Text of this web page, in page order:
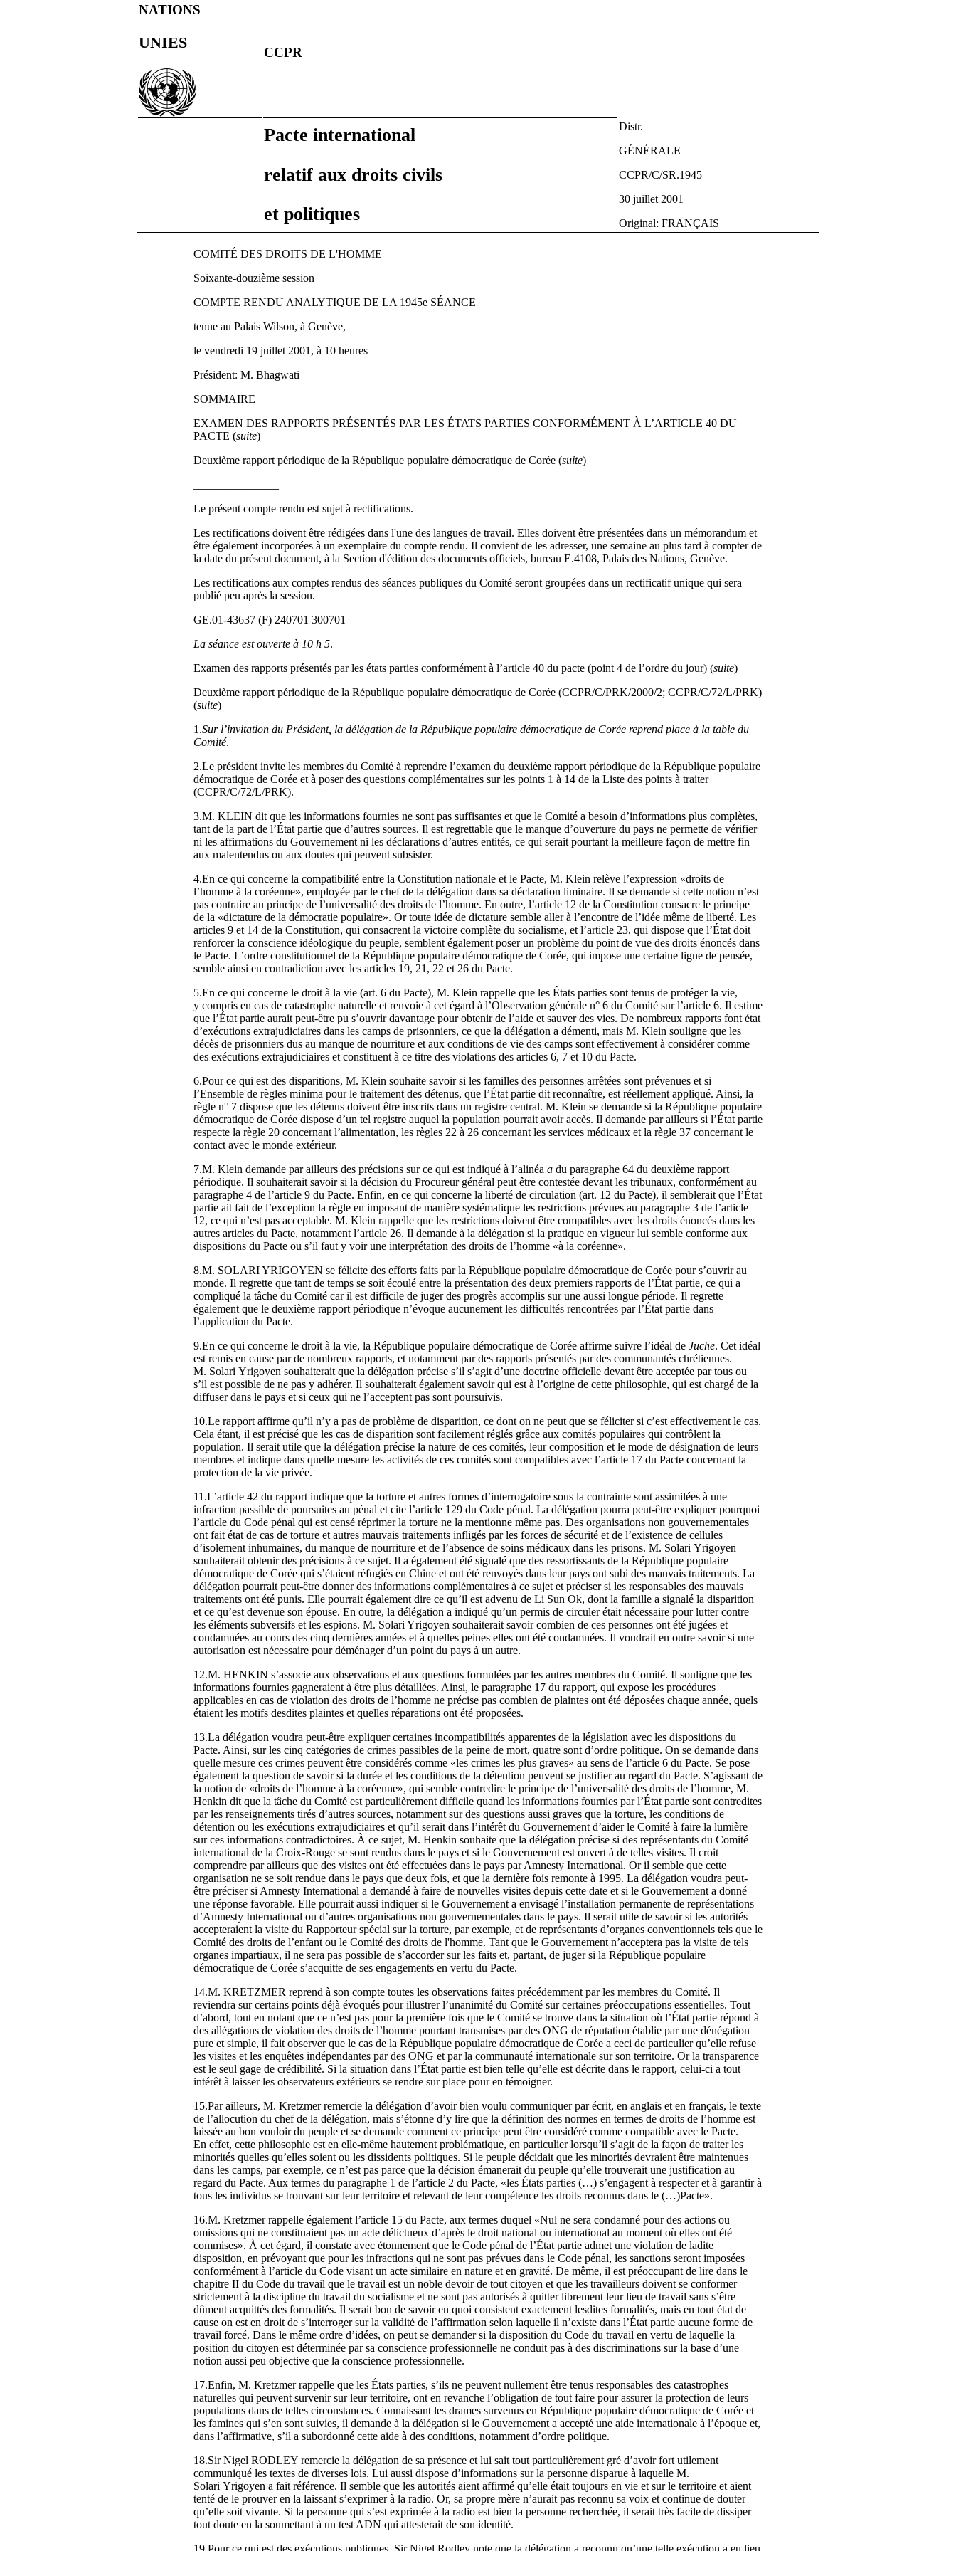
NATIONS
UNIES
CCPR
Pacte international
relatif aux droits civils
et politiques
Distr.
GÉNÉRALE
CCPR/C/SR.1945
30 juillet 2001
Original: FRANÇAIS
COMITÉ DES DROITS DE L'HOMME
Soixante-douzième session
COMPTE RENDU ANALYTIQUE DE LA 1945e SÉANCE
tenue au Palais Wilson, à Genève,
le vendredi 19 juillet 2001, à 10 heures
Président: M. Bhagwati
SOMMAIRE
EXAMEN DES RAPPORTS PRÉSENTÉS PAR LES ÉTATS PARTIES CONFORMÉMENT À L’ARTICLE 40 DU
PACTE (suite)
Deuxième rapport périodique de la République populaire démocratique de Corée (suite)
Le présent compte rendu est sujet à rectifications.
Les rectifications doivent être rédigées dans l'une des langues de travail. Elles doivent être présentées dans un mémorandum et
être également incorporées à un exemplaire du compte rendu. Il convient de les adresser, une semaine au plus tard à compter de
la date du présent document, à la Section d'édition des documents officiels, bureau E.4108, Palais des Nations, Genève.
Les rectifications aux comptes rendus des séances publiques du Comité seront groupées dans un rectificatif unique qui sera
publié peu après la session.
GE.01-43637 (F) 240701 300701
La séance est ouverte à 10 h 5.
Examen des rapports présentés par les états parties conformément à l’article 40 du pacte (point 4 de l’ordre du jour) (suite)
Deuxième rapport périodique de la République populaire démocratique de Corée (CCPR/C/PRK/2000/2; CCPR/C/72/L/PRK)
(suite)
1.Sur l’invitation du Président, la délégation de la République populaire démocratique de Corée reprend place à la table du
Comité.
2.Le président invite les membres du Comité à reprendre l’examen du deuxième rapport périodique de la République populaire
démocratique de Corée et à poser des questions complémentaires sur les points 1 à 14 de la Liste des points à traiter
(CCPR/C/72/L/PRK).
3.M. KLEIN dit que les informations fournies ne sont pas suffisantes et que le Comité a besoin d’informations plus complètes,
tant de la part de l’État partie que d’autres sources. Il est regrettable que le manque d’ouverture du pays ne permette de vérifier
ni les affirmations du Gouvernement ni les déclarations d’autres entités, ce qui serait pourtant la meilleure façon de mettre fin
aux malentendus ou aux doutes qui peuvent subsister.
4.En ce qui concerne la compatibilité entre la Constitution nationale et le Pacte, M. Klein relève l’expression «droits de
l’homme à la coréenne», employée par le chef de la délégation dans sa déclaration liminaire. Il se demande si cette notion n’est
pas contraire au principe de l’universalité des droits de l’homme. En outre, l’article 12 de la Constitution consacre le principe
de la «dictature de la démocratie populaire». Or toute idée de dictature semble aller à l’encontre de l’idée même de liberté. Les
articles 9 et 14 de la Constitution, qui consacrent la victoire complète du socialisme, et l’article 23, qui dispose que l’État doit
renforcer la conscience idéologique du peuple, semblent également poser un problème du point de vue des droits énoncés dans
le Pacte. L’ordre constitutionnel de la République populaire démocratique de Corée, qui impose une certaine ligne de pensée,
semble ainsi en contradiction avec les articles 19, 21, 22 et 26 du Pacte.
5.En ce qui concerne le droit à la vie (art. 6 du Pacte), M. Klein rappelle que les États parties sont tenus de protéger la vie,
y compris en cas de catastrophe naturelle et renvoie à cet égard à l’Observation générale n° 6 du Comité sur l’article 6. Il estime
que l’État partie aurait peut-être pu s’ouvrir davantage pour obtenir de l’aide et sauver des vies. De nombreux rapports font état
d’exécutions extrajudiciaires dans les camps de prisonniers, ce que la délégation a démenti, mais M. Klein souligne que les
décès de prisonniers dus au manque de nourriture et aux conditions de vie des camps sont effectivement à considérer comme
des exécutions extrajudiciaires et constituent à ce titre des violations des articles 6, 7 et 10 du Pacte.
6.Pour ce qui est des disparitions, M. Klein souhaite savoir si les familles des personnes arrêtées sont prévenues et si
l’Ensemble de règles minima pour le traitement des détenus, que l’État partie dit reconnaître, est réellement appliqué. Ainsi, la
règle n° 7 dispose que les détenus doivent être inscrits dans un registre central. M. Klein se demande si la République populaire
démocratique de Corée dispose d’un tel registre auquel la population pourrait avoir accès. Il demande par ailleurs si l’État partie
respecte la règle 20 concernant l’alimentation, les règles 22 à 26 concernant les services médicaux et la règle 37 concernant le
contact avec le monde extérieur.
7.M. Klein demande par ailleurs des précisions sur ce qui est indiqué à l’alinéa a du paragraphe 64 du deuxième rapport
périodique. Il souhaiterait savoir si la décision du Procureur général peut être contestée devant les tribunaux, conformément au
paragraphe 4 de l’article 9 du Pacte. Enfin, en ce qui concerne la liberté de circulation (art. 12 du Pacte), il semblerait que l’État
partie ait fait de l’exception la règle en imposant de manière systématique les restrictions prévues au paragraphe 3 de l’article
12, ce qui n’est pas acceptable. M. Klein rappelle que les restrictions doivent être compatibles avec les droits énoncés dans les
autres articles du Pacte, notamment l’article 26. Il demande à la délégation si la pratique en vigueur lui semble conforme aux
dispositions du Pacte ou s’il faut y voir une interprétation des droits de l’homme «à la coréenne».
8.M. SOLARI YRIGOYEN se félicite des efforts faits par la République populaire démocratique de Corée pour s’ouvrir au
monde. Il regrette que tant de temps se soit écoulé entre la présentation des deux premiers rapports de l’État partie, ce qui a
compliqué la tâche du Comité car il est difficile de juger des progrès accomplis sur une aussi longue période. Il regrette
également que le deuxième rapport périodique n’évoque aucunement les difficultés rencontrées par l’État partie dans
l’application du Pacte.
9.En ce qui concerne le droit à la vie, la République populaire démocratique de Corée affirme suivre l’idéal de Juche. Cet idéal
est remis en cause par de nombreux rapports, et notamment par des rapports présentés par des communautés chrétiennes.
M. Solari Yrigoyen souhaiterait que la délégation précise s’il s’agit d’une doctrine officielle devant être acceptée par tous ou
s’il est possible de ne pas y adhérer. Il souhaiterait également savoir qui est à l’origine de cette philosophie, qui est chargé de la
diffuser dans le pays et si ceux qui ne l’acceptent pas sont poursuivis.
10.Le rapport affirme qu’il n’y a pas de problème de disparition, ce dont on ne peut que se féliciter si c’est effectivement le cas.
Cela étant, il est précisé que les cas de disparition sont facilement réglés grâce aux comités populaires qui contrôlent la
population. Il serait utile que la délégation précise la nature de ces comités, leur composition et le mode de désignation de leurs
membres et indique dans quelle mesure les activités de ces comités sont compatibles avec l’article 17 du Pacte concernant la
protection de la vie privée.
11.L’article 42 du rapport indique que la torture et autres formes d’interrogatoire sous la contrainte sont assimilées à une
infraction passible de poursuites au pénal et cite l’article 129 du Code pénal. La délégation pourra peut-être expliquer pourquoi
l’article du Code pénal qui est censé réprimer la torture ne la mentionne même pas. Des organisations non gouvernementales
ont fait état de cas de torture et autres mauvais traitements infligés par les forces de sécurité et de l’existence de cellules
d’isolement inhumaines, du manque de nourriture et de l’absence de soins médicaux dans les prisons. M. Solari Yrigoyen
souhaiterait obtenir des précisions à ce sujet. Il a également été signalé que des ressortissants de la République populaire
démocratique de Corée qui s’étaient réfugiés en Chine et ont été renvoyés dans leur pays ont subi des mauvais traitements. La
délégation pourrait peut-être donner des informations complémentaires à ce sujet et préciser si les responsables des mauvais
traitements ont été punis. Elle pourrait également dire ce qu’il est advenu de Li Sun Ok, dont la famille a signalé la disparition
et ce qu’est devenue son épouse. En outre, la délégation a indiqué qu’un permis de circuler était nécessaire pour lutter contre
les éléments subversifs et les espions. M. Solari Yrigoyen souhaiterait savoir combien de ces personnes ont été jugées et
condamnées au cours des cinq dernières années et à quelles peines elles ont été condamnées. Il voudrait en outre savoir si une
autorisation est nécessaire pour déménager d’un point du pays à un autre.
12.M. HENKIN s’associe aux observations et aux questions formulées par les autres membres du Comité. Il souligne que les
informations fournies gagneraient à être plus détaillées. Ainsi, le paragraphe 17 du rapport, qui expose les procédures
applicables en cas de violation des droits de l’homme ne précise pas combien de plaintes ont été déposées chaque année, quels
étaient les motifs desdites plaintes et quelles réparations ont été proposées.
13.La délégation voudra peut-être expliquer certaines incompatibilités apparentes de la législation avec les dispositions du
Pacte. Ainsi, sur les cinq catégories de crimes passibles de la peine de mort, quatre sont d’ordre politique. On se demande dans
quelle mesure ces crimes peuvent être considérés comme «les crimes les plus graves» au sens de l’article 6 du Pacte. Se pose
également la question de savoir si la durée et les conditions de la détention peuvent se justifier au regard du Pacte. S’agissant de
la notion de «droits de l’homme à la coréenne», qui semble contredire le principe de l’universalité des droits de l’homme, M.
Henkin dit que la tâche du Comité est particulièrement difficile quand les informations fournies par l’État partie sont contredites
par les renseignements tirés d’autres sources, notamment sur des questions aussi graves que la torture, les conditions de
détention ou les exécutions extrajudiciaires et qu’il serait dans l’intérêt du Gouvernement d’aider le Comité à faire la lumière
sur ces informations contradictoires. À ce sujet, M. Henkin souhaite que la délégation précise si des représentants du Comité
international de la Croix-Rouge se sont rendus dans le pays et si le Gouvernement est ouvert à de telles visites. Il croit
comprendre par ailleurs que des visites ont été effectuées dans le pays par Amnesty International. Or il semble que cette
organisation ne se soit rendue dans le pays que deux fois, et que la dernière fois remonte à 1995. La délégation voudra peut-
être préciser si Amnesty International a demandé à faire de nouvelles visites depuis cette date et si le Gouvernement a donné
une réponse favorable. Elle pourrait aussi indiquer si le Gouvernement a envisagé l’installation permanente de représentations
d’Amnesty International ou d’autres organisations non gouvernementales dans le pays. Il serait utile de savoir si les autorités
accepteraient la visite du Rapporteur spécial sur la torture, par exemple, et de représentants d’organes conventionnels tels que le
Comité des droits de l’enfant ou le Comité des droits de l'homme. Tant que le Gouvernement n’acceptera pas la visite de tels
organes impartiaux, il ne sera pas possible de s’accorder sur les faits et, partant, de juger si la République populaire
démocratique de Corée s’acquitte de ses engagements en vertu du Pacte.
14.M. KRETZMER reprend à son compte toutes les observations faites précédemment par les membres du Comité. Il
reviendra sur certains points déjà évoqués pour illustrer l’unanimité du Comité sur certaines préoccupations essentielles. Tout
d’abord, tout en notant que ce n’est pas pour la première fois que le Comité se trouve dans la situation où l’État partie répond à
des allégations de violation des droits de l’homme pourtant transmises par des ONG de réputation établie par une dénégation
pure et simple, il fait observer que le cas de la République populaire démocratique de Corée a ceci de particulier qu’elle refuse
les visites et les enquêtes indépendantes par des ONG et par la communauté internationale sur son territoire. Or la transparence
est le seul gage de crédibilité. Si la situation dans l’État partie est bien telle qu’elle est décrite dans le rapport, celui‑ci a tout
intérêt à laisser les observateurs extérieurs se rendre sur place pour en témoigner.
15.Par ailleurs, M. Kretzmer remercie la délégation d’avoir bien voulu communiquer par écrit, en anglais et en français, le texte
de l’allocution du chef de la délégation, mais s’étonne d’y lire que la définition des normes en termes de droits de l’homme est
laissée au bon vouloir du peuple et se demande comment ce principe peut être considéré comme compatible avec le Pacte.
En effet, cette philosophie est en elle‑même hautement problématique, en particulier lorsqu’il s’agit de la façon de traiter les
minorités quelles qu’elles soient ou les dissidents politiques. Si le peuple décidait que les minorités devraient être maintenues
dans les camps, par exemple, ce n’est pas parce que la décision émanerait du peuple qu’elle trouverait une justification au
regard du Pacte. Aux termes du paragraphe 1 de l’article 2 du Pacte, «les États parties (…) s’engagent à respecter et à garantir à
tous les individus se trouvant sur leur territoire et relevant de leur compétence les droits reconnus dans le (…)Pacte».
16.M. Kretzmer rappelle également l’article 15 du Pacte, aux termes duquel «Nul ne sera condamné pour des actions ou
omissions qui ne constituaient pas un acte délictueux d’après le droit national ou international au moment où elles ont été
commises». À cet égard, il constate avec étonnement que le Code pénal de l’État partie admet une violation de ladite
disposition, en prévoyant que pour les infractions qui ne sont pas prévues dans le Code pénal, les sanctions seront imposées
conformément à l’article du Code visant un acte similaire en nature et en gravité. De même, il est préoccupant de lire dans le
chapitre II du Code du travail que le travail est un noble devoir de tout citoyen et que les travailleurs doivent se conformer
strictement à la discipline du travail du socialisme et ne sont pas autorisés à quitter librement leur lieu de travail sans s’être
dûment acquittés des formalités. Il serait bon de savoir en quoi consistent exactement lesdites formalités, mais en tout état de
cause on est en droit de s’interroger sur la validité de l’affirmation selon laquelle il n’existe dans l’État partie aucune forme de
travail forcé. Dans le même ordre d’idées, on peut se demander si la disposition du Code du travail en vertu de laquelle la
position du citoyen est déterminée par sa conscience professionnelle ne conduit pas à des discriminations sur la base d’une
notion aussi peu objective que la conscience professionnelle.
17.Enfin, M. Kretzmer rappelle que les États parties, s’ils ne peuvent nullement être tenus responsables des catastrophes
naturelles qui peuvent survenir sur leur territoire, ont en revanche l’obligation de tout faire pour assurer la protection de leurs
populations dans de telles circonstances. Connaissant les drames survenus en République populaire démocratique de Corée et
les famines qui s’en sont suivies, il demande à la délégation si le Gouvernement a accepté une aide internationale à l’époque et,
dans l’affirmative, s’il a subordonné cette aide à des conditions, notamment d’ordre politique.
18.Sir Nigel RODLEY remercie la délégation de sa présence et lui sait tout particulièrement gré d’avoir fort utilement
communiqué les textes de diverses lois. Lui aussi dispose d’informations sur la personne disparue à laquelle M.
Solari Yrigoyen a fait référence. Il semble que les autorités aient affirmé qu’elle était toujours en vie et sur le territoire et aient
tenté de le prouver en la laissant s’exprimer à la radio. Or, sa propre mère n’aurait pas reconnu sa voix et continue de douter
qu’elle soit vivante. Si la personne qui s’est exprimée à la radio est bien la personne recherchée, il serait très facile de dissiper
tout doute en la soumettant à un test ADN qui attesterait de son identité.
19.Pour ce qui est des exécutions publiques, Sir Nigel Rodley note que la délégation a reconnu qu’une telle exécution a eu lieu